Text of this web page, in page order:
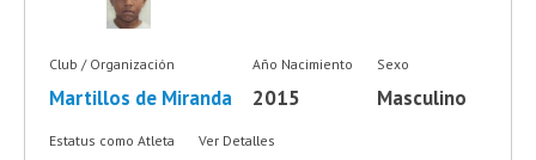
Club / Organización
Martillos de Miranda
Año Nacimiento
2015
Sexo
Masculino
Estatus como Atleta Ver Detalles